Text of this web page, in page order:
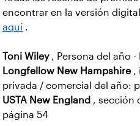
encontrar en la versión
aquí .
Toni Wiley, Persona del año -
Longfellow New Hampshire ,
privada / comercial del año:
USTA New England , sección
página 54